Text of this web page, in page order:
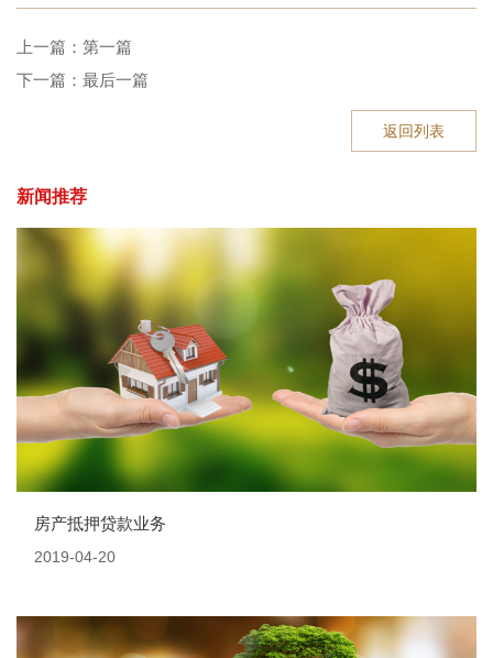
上一篇：第一篇
下一篇：最后一篇
返回列表
新闻推荐
房产抵押贷款业务
2019-04-20